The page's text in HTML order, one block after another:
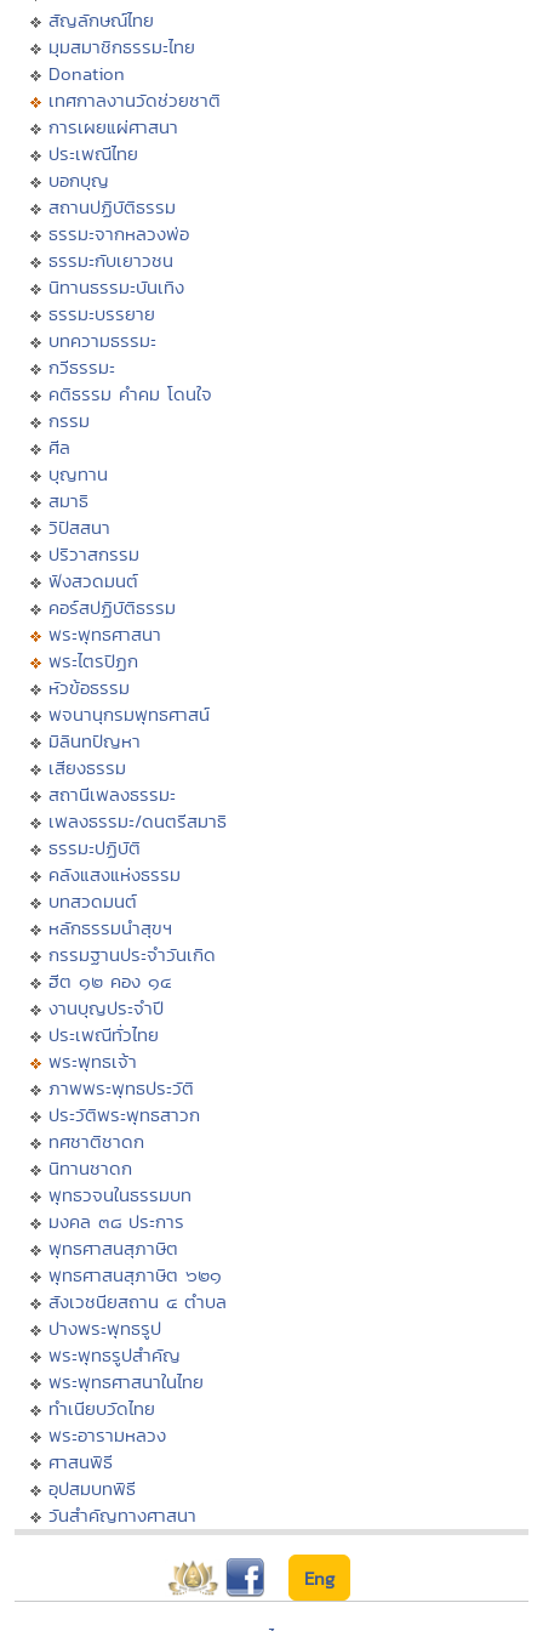
สัญลักษณ์ไทย
มุมสมาชิกธรรมะไทย
Donation
เทศกาลงานวัดช่วยชาติ
การเผยแผ่ศาสนา
ประเพณีไทย
บอกบุญ
สถานปฏิบัติธรรม
ธรรมะจากหลวงพ่อ
ธรรมะกับเยาวชน
นิทานธรรมะบันเทิง
ธรรมะบรรยาย
บทความธรรมะ
กวีธรรมะ
คติธรรม คำคม โดนใจ
กรรม
ศีล
บุญทาน
สมาธิ
วิปัสสนา
ปริวาสกรรม
ฟังสวดมนต์
คอร์สปฏิบัติธรรม
พระพุทธศาสนา
พระไตรปิฏก
หัวข้อธรรม
พจนานุกรมพุทธศาสน์
มิลินทปัญหา
เสียงธรรม
สถานีเพลงธรรมะ
เพลงธรรมะ/ดนตรีสมาธิ
ธรรมะปฏิบัติ
คลังแสงแห่งธรรม
บทสวดมนต์
หลักธรรมนำสุขฯ
กรรมฐานประจำวันเกิด
ฮีต ๑๒ คอง ๑๔
งานบุญประจำปี
ประเพณีทั่วไทย
พระพุทธเจ้า
ภาพพระพุทธประวัติ
ประวัติพระพุทธสาวก
ทศชาติชาดก
นิทานชาดก
พุทธวจนในธรรมบท
มงคล ๓๘ ประการ
พุทธศาสนสุภาษิต
พุทธศาสนสุภาษิต ๖๒๑
สังเวชนียสถาน ๔ ตำบล
ปางพระพุทธรูป
พระพุทธรูปสำคัญ
พระพุทธศาสนาในไทย
ทำเนียบวัดไทย
พระอารามหลวง
ศาสนพิธี
อุปสมบทพิธี
วันสำคัญทางศาสนา
Eng